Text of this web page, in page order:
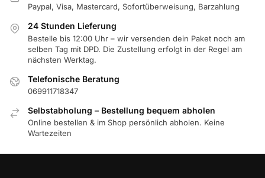
Paypal, Visa, Mastercard, Sofortüberweisung, Barzahlung
24 Stunden Lieferung
Bestelle bis 12:00 Uhr – wir versenden dein Paket noch am
selben Tag mit DPD. Die Zustellung erfolgt in der Regel am
nächsten Werktag.
Telefonische Beratung
069911718347
Selbstabholung – Bestellung bequem abholen
Online bestellen & im Shop persönlich abholen. Keine
Wartezeiten